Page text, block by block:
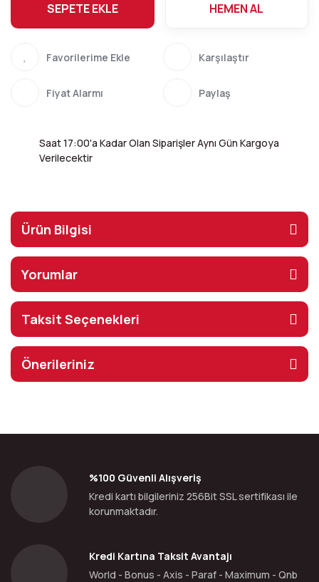
SEPETE EKLE HEMEN AL
Karşılaştır
Fiyat Alarmı Paylaş
Saat 17:00'a Kadar Olan Siparişler Aynı Gün Kargoya
Verilecektir
Ürün Bilgisi
Yorumlar
Taksit Seçenekleri
Önerileriniz
%100 Güvenli Alışveriş
Kredi kartı bilgileriniz 256Bit SSL sertifikası ile
korunmaktadır.
Kredi Kartına Taksit Avantajı
World - Bonus - Axis - Paraf - Maximum - Qnb